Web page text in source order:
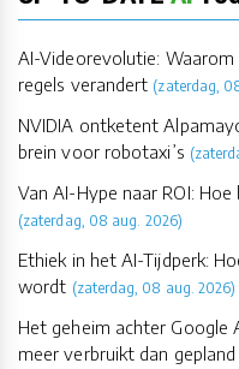
AI-Videorevolutie:
regels verandert (zaterdag,
NVIDIA ontketent
brein voor robotaxi’s
Van AI-Hype naar ROI:
(zaterdag, 08 aug. 2026)
Ethiek in het AI-Tijdperk:
wordt (zaterdag, 08 aug. 2026)
Het geheim achter Google
meer verbruikt dan gepland